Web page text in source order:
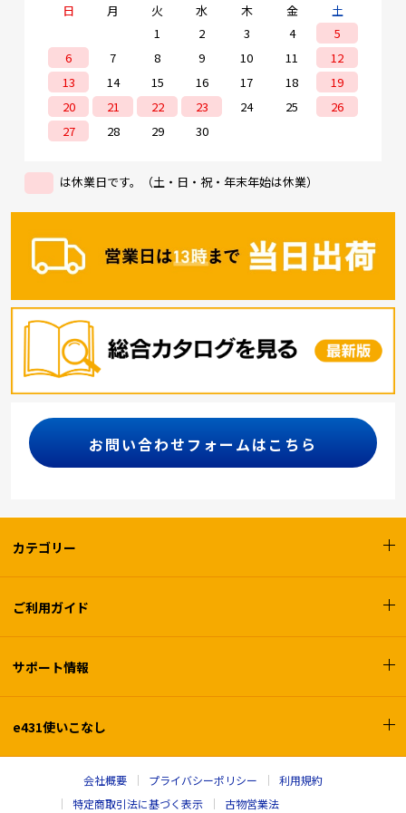
日 月 火 水 木 金
土
1
2 3 4
5
6
7 8 9 10 11
12
13
14 15 16 17 18
19
20
21 22 23 24 25
26
27
28 29 30
は休業日です。（土・日・祝・年末年始は休業）
お問い合わせフォームはこちら
カテゴリー
ご利用ガイド
サポート情報
e431使いこなし
会社概要 プライバシーポリシー
利用規約
特定商取引法に基づく表示
古物営業法